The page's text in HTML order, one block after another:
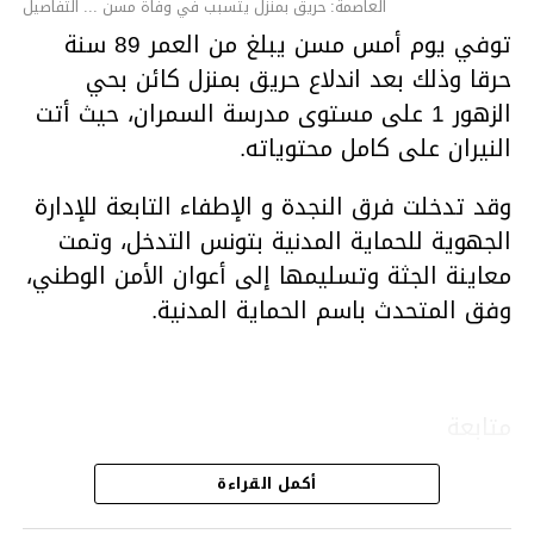
العاصمة: حريق بمنزل يتسبب في وفاة مسن ... التفاصيل
توفي يوم أمس مسن يبلغ من العمر 89 سنة
حرقا وذلك بعد اندلاع حريق بمنزل كائن بحي
الزهور 1 على مستوى مدرسة السمران، حيث أتت
النيران على كامل محتوياته.
وقد تدخلت فرق النجدة و الإطفاء التابعة للإدارة
الجهوية للحماية المدنية بتونس التدخل، وتمت
معاينة الجثة وتسليمها إلى أعوان الأمن الوطني،
وفق المتحدث باسم الحماية المدنية.
أكمل القراءة